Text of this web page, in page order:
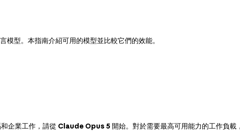
型。本指南介紹可用的模型並比較它們的效能。
企業工作，請從 Claude Opus 5開始。對於需要最高可用能力的工作負載